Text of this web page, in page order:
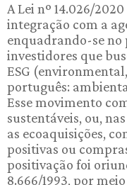
A Lei nº 14.026/
integração com a
enquadrando-se
investidores que
ESG
português:
Esse movimento
sustentáveis, ou,
as ecoaquisições,
positivas ou
positivação foi
8.666/1993, por